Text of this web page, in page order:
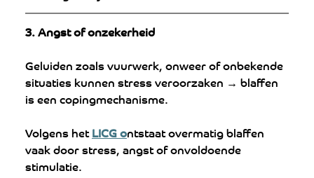
3. Angst of onzekerheid
Geluiden zoals vuurwerk, onweer of onbekende
situaties kunnen stress veroorzaken → blaffen
is een copingmechanisme.
Volgens het LICG ontstaat overmatig blaffen
vaak door stress, angst of onvoldoende
stimulatie.